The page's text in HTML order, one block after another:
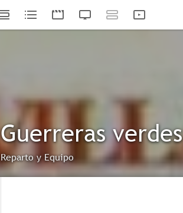
Guerreras verdes
Reparto y Equipo